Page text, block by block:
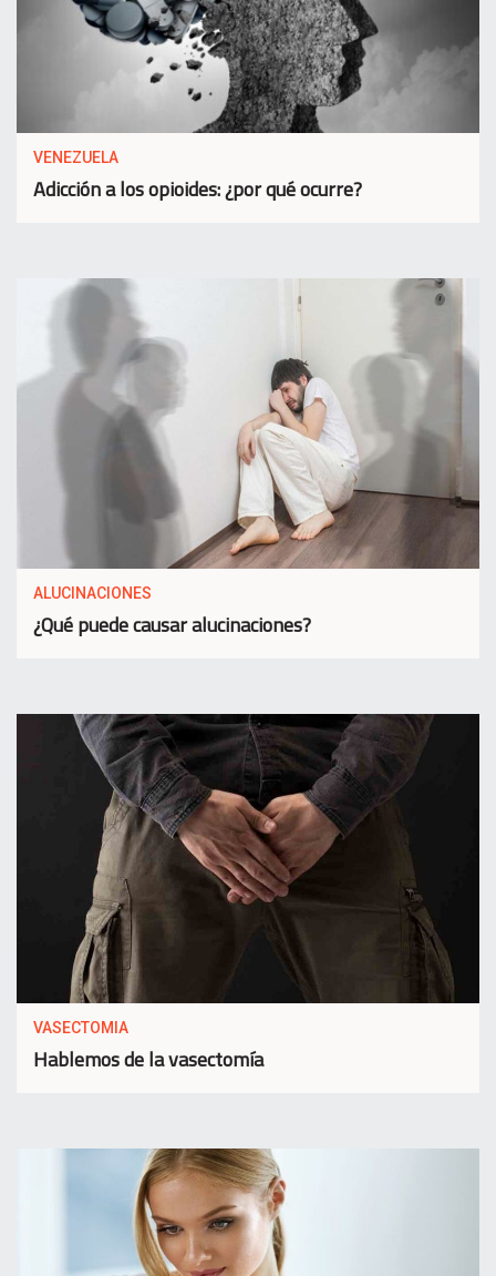
VENEZUELA
Adicción a los opioides: ¿por qué ocurre?
ALUCINACIONES
¿Qué puede causar alucinaciones?
VASECTOMIA
Hablemos de la vasectomía